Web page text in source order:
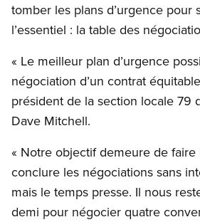
tomber les plans d’urgence pour
l’essentiel : la table des
« Le meilleur plan d’urgence
négociation d’un contrat
président de la section locale 79
Dave Mitchell.
« Notre objectif demeure de
conclure les négociations sans
mais le temps presse. Il nous
demi pour négocier quatre